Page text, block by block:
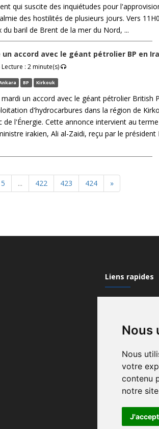
Nous
Nous
votre
contenu
notre
qui suscite des inquiétudes pour
des hostilités de plusieurs jours. Vers
du baril de Brent de la mer du Nord, ...
un accord avec le géant pétrolier BP en
: 2 minute(s)
BP Kirkouk
un accord avec le géant pétrolier British
d'hydrocarbures dans la région de
de l'Énergie. Cette annonce intervient au
irakien, Ali al-Zaidi, reçu par le président
5 ... 422 423 424 »
Liens rapides
Contactez-nous
Recrutement
Gérez vos
Conditions